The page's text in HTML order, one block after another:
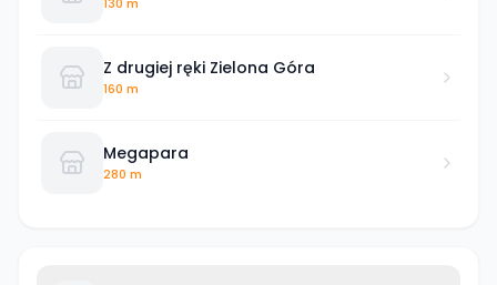
Z drugiej ręki Zielona Góra
160 m
Megapara
280 m